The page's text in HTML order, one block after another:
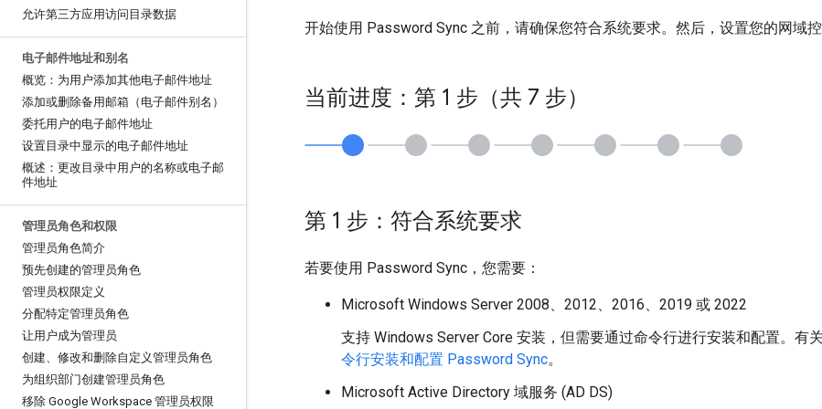
允许第三方应用访问目录数据
电子邮件地址和别名
概览：为用户添加其他电子邮件地址
添加或删除备用邮箱（电子邮件别名）
委托用户的电子邮件地址
设置目录中显示的电子邮件地址
概述：更改目录中用户的名称或电子邮
件地址
管理员角色和权限
管理员角色简介
预先创建的管理员角色
管理员权限定义
分配特定管理员角色
让用户成为管理员
创建、修改和删除自定义管理员角色
为组织部门创建管理员角色
移除 Google Workspace 管理员权限
开始使用 Password Sync 之前，请确保您符合系统要求。然后，设置您的网域控
当前进度：第 1 步（共 7 步）
第 1 步：符合系统要求
若要使用 Password Sync，您需要：
Microsoft Windows Server 2008、2012、2016、2019 或 2022
支持 Windows Server Core 安装，但需要通过命令行进行安装和配置。有
令行安装和配置 Password Sync。
Microsoft Active Directory 域服务 (AD DS)